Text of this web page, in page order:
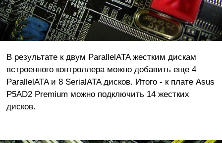
В результате к двум ParallelATA жестким дискам
встроенного контроллера можно добавить еще 4
ParallelATA и 8 SerialATA дисков. Итого - к плате Asus
P5AD2 Premium можно подключить 14 жестких
дисков.